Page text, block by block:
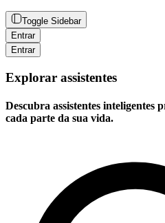
Toggle Sidebar
Entrar
Entrar
Explorar assistentes
Descubra assistentes inteligentes
cada parte da sua vida.